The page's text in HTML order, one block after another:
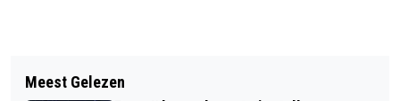
WAT GEBEURT ER NU MET DE
CONCERTGEBOUW: MEER BEZOEKERS
Meest Gelezen